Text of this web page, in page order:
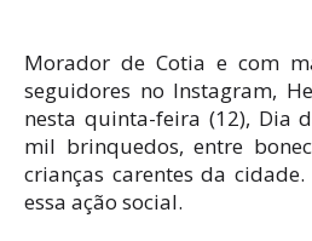
Morador de Cotia e com
seguidores no Instagram,
nesta quinta-feira (12), Dia
mil brinquedos, entre
crianças carentes da
essa ação social.